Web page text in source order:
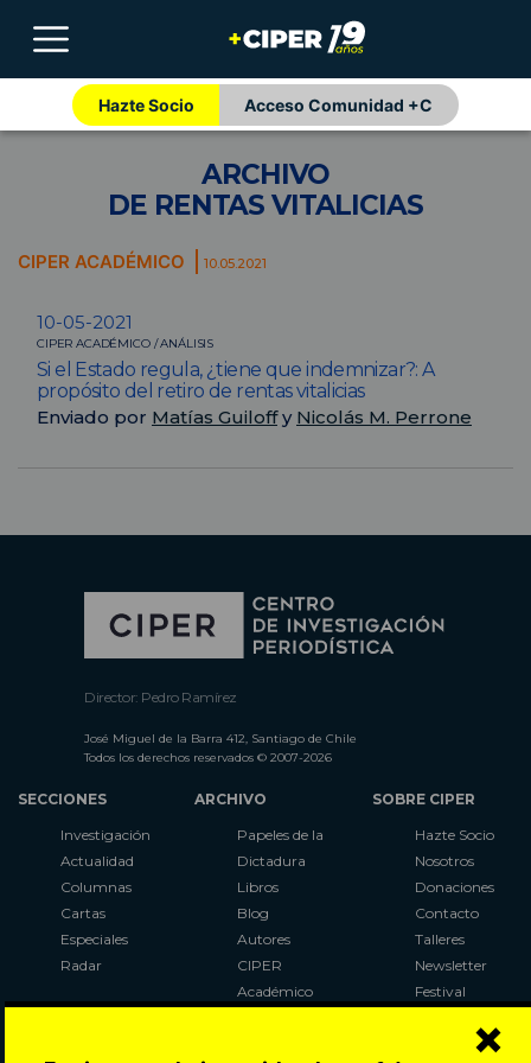
×
Hazte Socio Acceso Comunidad +C
ARCHIVO
DE RENTAS VITALICIAS
CIPER ACADÉMICO 10.05.2021
10-05-2021
CIPER ACADÉMICO / ANÁLISIS
Si el Estado regula, ¿tiene que indemnizar?: A
propósito del retiro de rentas vitalicias
Enviado por Matías Guiloffy Nicolás M. Perrone
Director: Pedro Ramírez
José Miguel de la Barra 412, Santiago de Chile
Todos los derechos reservados © 2007-2026
SECCIONES
Investigación
Actualidad
Columnas
Cartas
Especiales
Radar
ARCHIVO
Papeles de la
Dictadura
Libros
Blog
Autores
CIPER
Académico
SOBRE CIPER
Hazte Socio
Nosotros
Donaciones
Contacto
Talleres
Newsletter
Festival